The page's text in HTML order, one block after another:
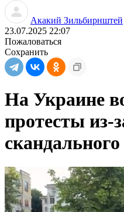
Акакий Зильбирнштей
23.07.2025 22:07
Пожаловаться
Сохранить
На Украине
протесты из-